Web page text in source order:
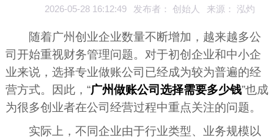
2026-05-28 16:12:49 发布者： 创始人 来源： 泓灼
随着广州创业企业数量不断增加，越来越多公
司开始重视财务管理问题。对于初创企业和中小企
业来说，选择专业做账公司已经成为较为普遍的经
营方式。因此，“广州做账公司选择需要多少钱”也成
为很多创业者在公司经营过程中重点关注的问题。
实际上，不同企业由于行业类型、业务规模以